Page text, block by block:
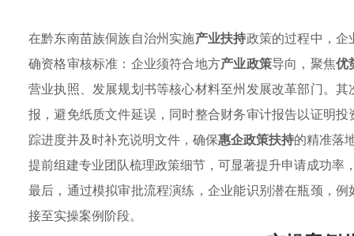
在黔东南苗族侗族自治州实施产业扶持政策的过程中，
确资格审核标准：企业须符合地方产业政策导向，聚焦优
营业执照、发展规划书等核心材料至州发展改革部门。
报，避免纸质文件延误，同时整合财务审计报告以证明
踪进度并及时补充说明文件，确保惠企政策扶持的精准落
提前组建专业团队梳理政策细节，可显著提升申请成功率
最后，通过模拟审批流程演练，企业能识别潜在瓶颈，
接至实操案例阶段。